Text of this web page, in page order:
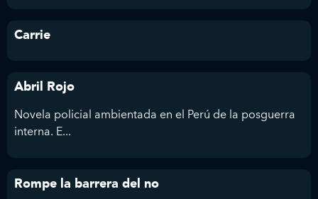
Carrie
Abril Rojo
Novela policial ambientada en el Perú de la posguerra
interna. E...
Rompe la barrera del no